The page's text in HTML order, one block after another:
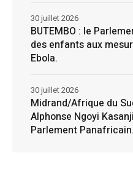
BUTEMBO : le
des enfants aux
Ebola.
30 juillet 2026
Midrand/Afrique du
Alphonse Ngoyi
Parlement Panafricain.
30 juillet 2026